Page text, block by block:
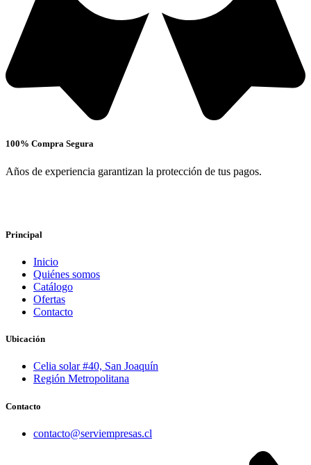
100% Compra Segura
Años de experiencia garantizan la protección de tus pagos.
Principal
Inicio
Quiénes somos
Catálogo
Ofertas
Contacto
Ubicación
Celia solar #40, San Joaquín
Región Metropolitana
Contacto
contacto@serviempresas.cl